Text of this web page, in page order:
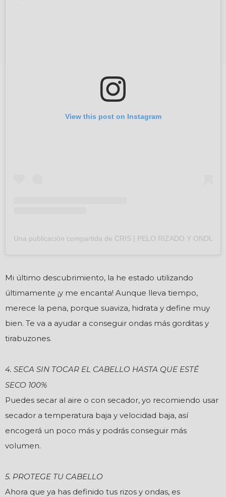
View this post on Instagram
Una publicación compartida de CRIS | PELO RIZADO Y
Mi último descubrimiento, la he estado utilizando
últimamente ¡y me encanta! Aunque lleva tiempo,
merece la pena, porque suaviza, hidrata y define muy
bien. Te va a ayudar a conseguir ondas más gorditas y
tirabuzones.
4. SECA SIN TOCAR EL CABELLO HASTA QUE ESTÉ
SECO 100%
Puedes secar al aire o con secador, yo recomiendo usar
secador a temperatura baja y velocidad baja, así
encogerá un poco más y podrás conseguir más
volumen.
5. PROTEGE TU CABELLO
Ahora que ya has definido tus rizos y ondas, es